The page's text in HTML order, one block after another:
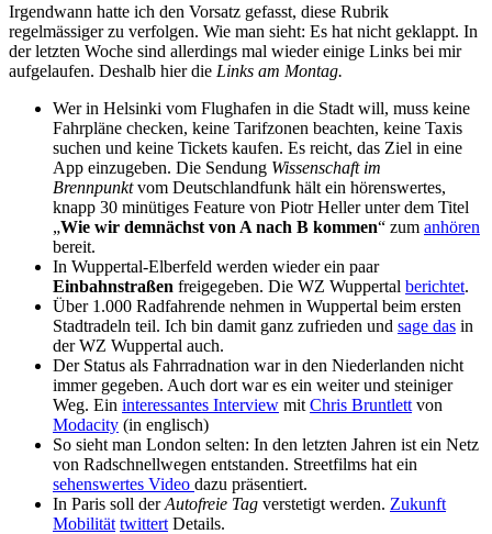
Irgendwann hatte ich den Vorsatz gefasst, diese Rubrik
regelmässiger zu verfolgen. Wie man sieht: Es hat nicht geklappt. In
der letzten Woche sind allerdings mal wieder einige Links bei mir
aufgelaufen. Deshalb hier die Links am Montag.
Wer in Helsinki vom Flughafen in die Stadt will, muss keine
Fahrpläne checken, keine Tarifzonen beachten, keine Taxis
suchen und keine Tickets kaufen. Es reicht, das Ziel in eine
App einzugeben. Die Sendung Wissenschaft im
Brennpunktvom Deutschlandfunk hält ein hörenswertes,
knapp 30 minütiges Feature von Piotr Heller unter dem Titel
„Wie wir demnächst von A nach B kommen“ zum anhören
bereit.
In Wuppertal-Elberfeld werden wieder ein paar
Einbahnstraßen freigegeben. Die WZ Wuppertal berichtet.
Über 1.000 Radfahrende nehmen in Wuppertal beim ersten
Stadtradeln teil. Ich bin damit ganz zufrieden und sage das in
der WZ Wuppertal auch.
Der Status als Fahrradnation war in den Niederlanden nicht
immer gegeben. Auch dort war es ein weiter und steiniger
Weg. Ein interessantes Interview mit Chris Bruntlett von
Modacity (in englisch)
So sieht man London selten: In den letzten Jahren ist ein Netz
von Radschnellwegen entstanden. Streetfilms hat ein
sehenswertes Video dazu präsentiert.
In Paris soll derAutofreie Tag verstetigt werden. Zukunft
Mobilität twittert Details.